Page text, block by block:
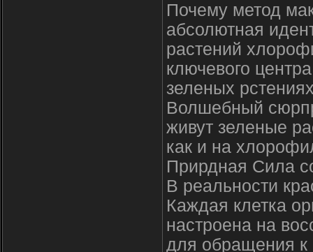
Почему метод
абсолютная
растений
ключевого
зеленых
Волшебный
живут зеленые
как и на
Прирдная Сила
В реальности
Каждая клетка
настроена на
для обращения к